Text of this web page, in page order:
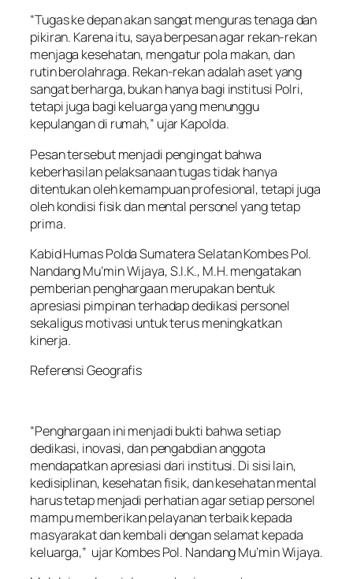
“Tugas ke depan akan sangat menguras tenaga dan
pikiran. Karena itu, saya berpesan agar rekan-rekan
menjaga kesehatan, mengatur pola makan, dan
rutin berolahraga. Rekan-rekan adalah aset yang
sangat berharga, bukan hanya bagi institusi Polri,
tetapi juga bagi keluarga yang menunggu
kepulangan di rumah,” ujar Kapolda.
Pesan tersebut menjadi pengingat bahwa
keberhasilan pelaksanaan tugas tidak hanya
ditentukan oleh kemampuan profesional, tetapi juga
oleh kondisi fisik dan mental personel yang tetap
prima.
Kabid Humas Polda Sumatera Selatan Kombes Pol.
Nandang Mu’min Wijaya, S.I.K., M.H. mengatakan
pemberian penghargaan merupakan bentuk
apresiasi pimpinan terhadap dedikasi personel
sekaligus motivasi untuk terus meningkatkan
kinerja.
Referensi Geografis
“Penghargaan ini menjadi bukti bahwa setiap
dedikasi, inovasi, dan pengabdian anggota
mendapatkan apresiasi dari institusi. Di sisi lain,
kedisiplinan, kesehatan fisik, dan kesehatan mental
harus tetap menjadi perhatian agar setiap personel
mampu memberikan pelayanan terbaik kepada
masyarakat dan kembali dengan selamat kepada
keluarga,” ujar Kombes Pol. Nandang Mu’min Wijaya.